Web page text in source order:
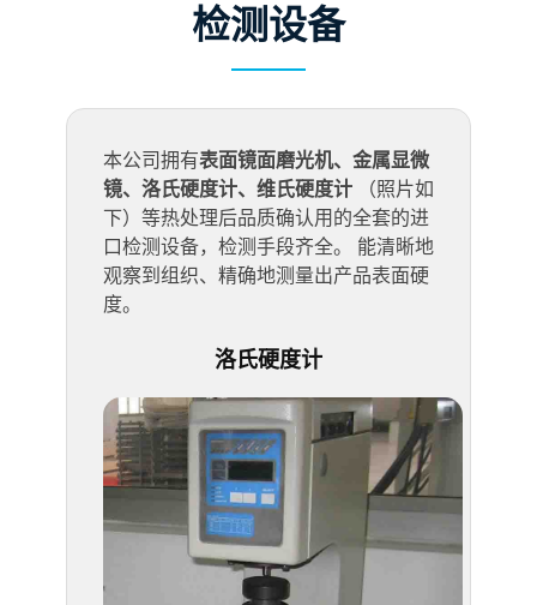
检测设备
本公司拥有表面镜面磨光机、金属显微
镜、洛氏硬度计、维氏硬度计 （照片如
下）等热处理后品质确认用的全套的进
口检测设备，检测手段齐全。 能清晰地
观察到组织、精确地测量出产品表面硬
度。
洛氏硬度计